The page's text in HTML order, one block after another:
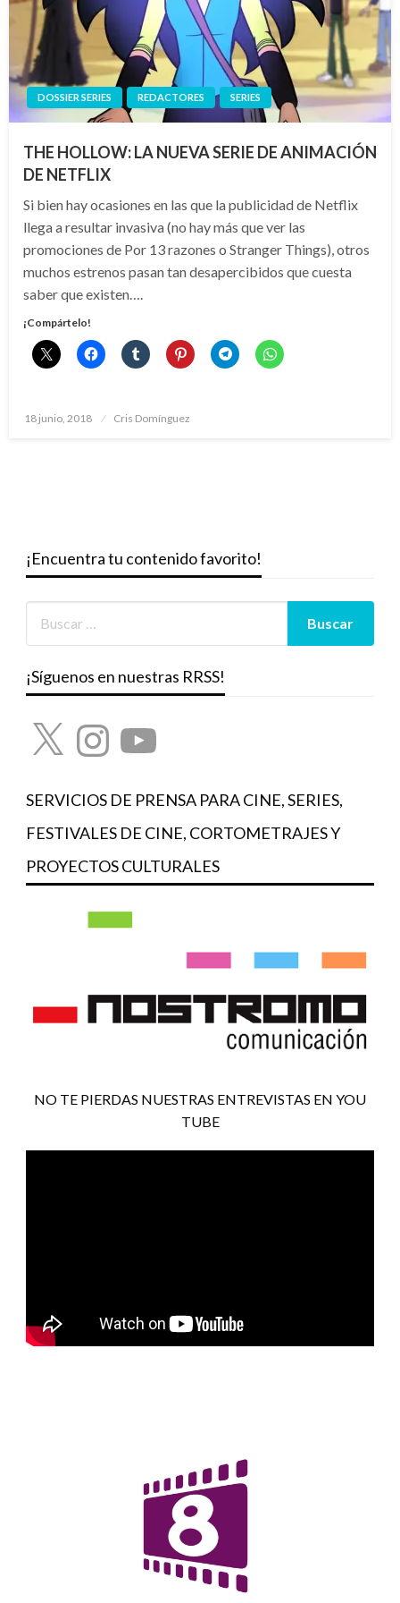
DOSSIER SERIES REDACTORES SERIES
THE HOLLOW: LA NUEVA SERIE DE ANIMACIÓN
DE NETFLIX
Si bien hay ocasiones en las que la publicidad de Netflix
llega a resultar invasiva (no hay más que ver las
promociones de Por 13 razones o Stranger Things), otros
muchos estrenos pasan tan desapercibidos que cuesta
saber que existen….
¡Compártelo!
Publicado
18 junio, 2018 Cris Domínguez
¡Encuentra tu contenido favorito!
¡Síguenos en nuestras RRSS!
X InstagramYouTube
SERVICIOS DE PRENSA PARA CINE, SERIES,
FESTIVALES DE CINE, CORTOMETRAJES Y
PROYECTOS CULTURALES
NO TE PIERDAS NUESTRAS ENTREVISTAS EN YOU
TUBE